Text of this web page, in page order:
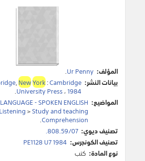
المؤلف: Ur Penny
.
بيانات النشر:
,NewYork:Cambridge
University Press،1984
.
المواضيع: - SPOKEN ENGLISH
Listening>Study and teaching
Comprehension
.
تصنيف ديوي: 808.59/07.
تصنيف الكونجرس: PE1128 U7 1984
نوع المادة: كتب